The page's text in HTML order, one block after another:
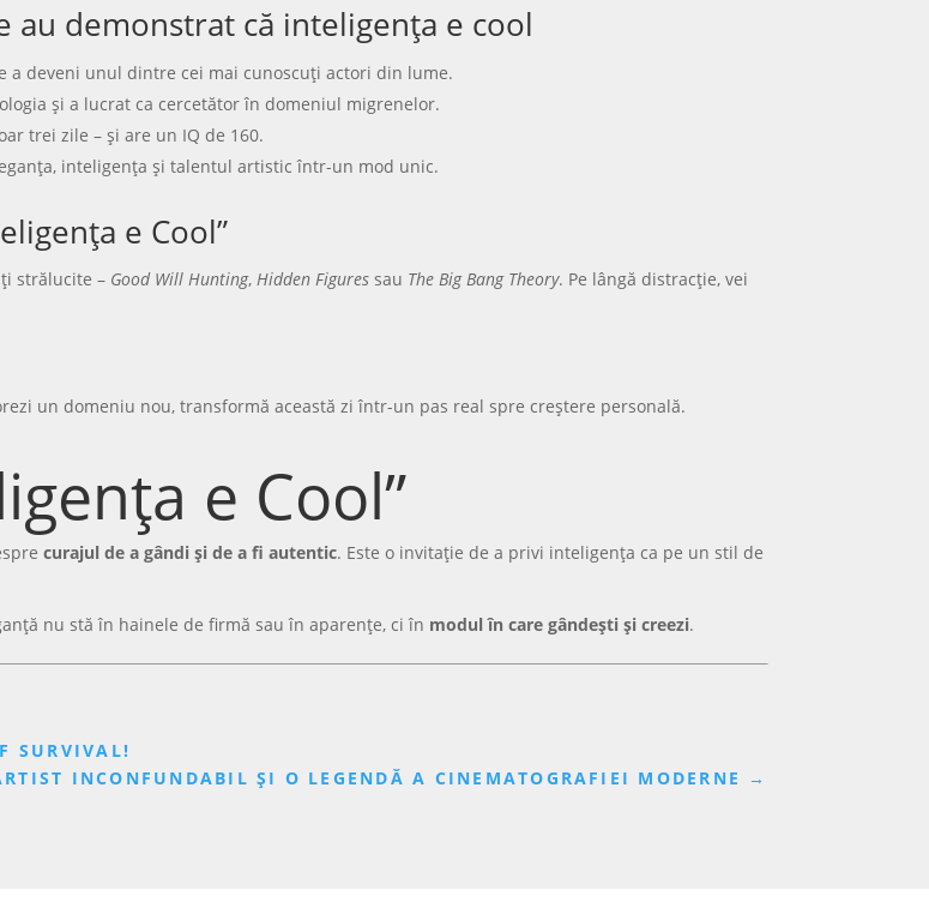
demonstrat că inteligența e cool
a deveni unul dintre cei mai cunoscuți actori din lume.
și a lucrat ca cercetător în domeniul migrenelor.
trei zile – și are un IQ de 160.
inteligența și talentul artistic într-un mod unic.
e Cool”
strălucite – Good Will Hunting,Hidden Figures sau The Big Bang Theory. Pe lângă distracție, vei
un domeniu nou, transformă această zi într-un pas real spre creștere personală.
e Cool”
curajul de a gândi și de a fi autentic. Este o invitație de a privi inteligența ca pe un stil de
nu stă în hainele de firmă sau în aparențe, ci în modul în care gândești și creezi.
SURVIVAL!
INCONFUNDABIL ȘI O LEGENDĂ A CINEMATOGRAFIEI MODERNE →